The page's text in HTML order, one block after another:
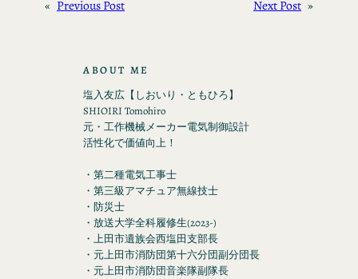
« Previous Post Next Post »
ABOUT ME
塩入友広【しおいり・ともひろ】
SHIOIRI Tomohiro
元・工作機械メーカー電気制御設計
活性化で価値向上！
・第二種電気工事士
・第三級アマチュア無線技士
・防災士
・放送大学全科履修生(2023-)
・上田市遺族会西塩田支部長
・元上田市消防団第十六分団副分団長
・元上田市消防団音楽隊副隊長